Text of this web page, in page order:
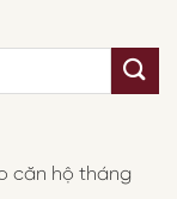
căn hộ tháng